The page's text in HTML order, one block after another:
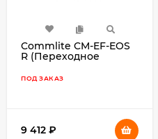
Commlite CM-EF-EOS
R (Переходное
EF/EF-S объективы на
ПОД ЗАКАЗ
9 412